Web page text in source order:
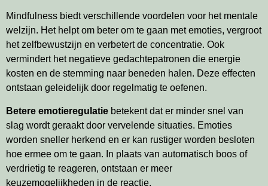
Mindfulness biedt verschillende voordelen voor het mentale
welzijn. Het helpt om beter om te gaan met emoties, vergroot
het zelfbewustzijn en verbetert de concentratie. Ook
vermindert het negatieve gedachtepatronen die energie
kosten en de stemming naar beneden halen. Deze effecten
ontstaan geleidelijk door regelmatig te oefenen.
Betere emotieregulatie betekent dat er minder snel van
slag wordt geraakt door vervelende situaties. Emoties
worden sneller herkend en er kan rustiger worden besloten
hoe ermee om te gaan. In plaats van automatisch boos of
verdrietig te reageren, ontstaan er meer
keuzemogelijkheden in de reactie.